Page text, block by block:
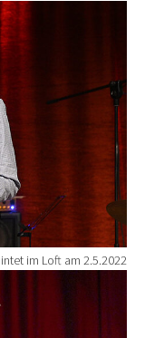
im Loft am 2.5.2022